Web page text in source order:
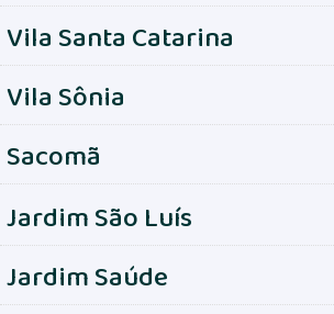
Vila Santa Catarina
Vila Sônia
Sacomã
Jardim São Luís
Jardim Saúde